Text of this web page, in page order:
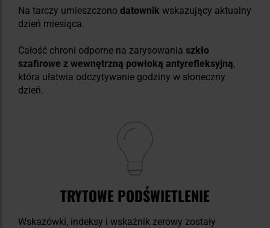
Na tarczy umieszczono datownik wskazujący aktualny
dzień miesiąca.
Całość chroni odporne na zarysowania szkło
szafirowe z wewnętrzną powłoką antyrefleksyjną,
która ułatwia odczytywanie godziny w słoneczny
dzień.
TRYTOWE PODŚWIETLENIE
Wskazówki, indeksy i wskaźnik zerowy zostały